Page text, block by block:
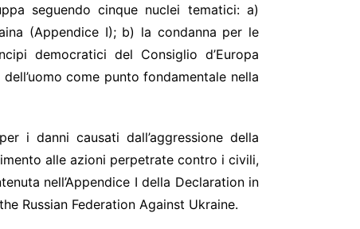
seguendo cinque nuclei tematici: a)
(Appendice I); b) la condanna per le
democratici del Consiglio d’Europa
come punto fondamentale nella
i danni causati dall’aggressione della
alle azioni perpetrate contro i civili,
nell’Appendice I della Declaration in
Russian Federation Against Ukraine.